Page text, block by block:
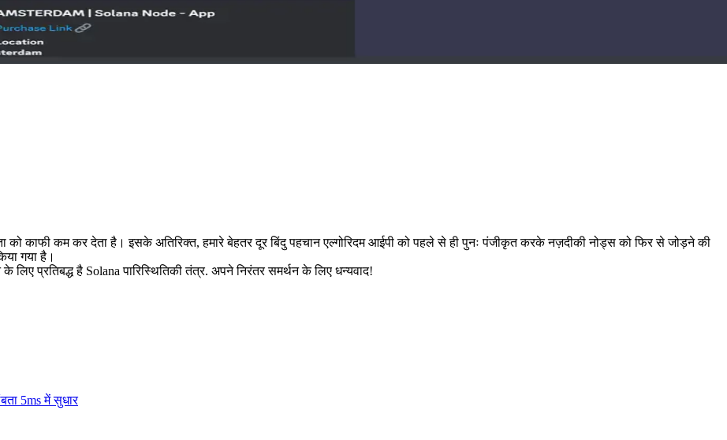
को काफी कम कर देता है। इसके अतिरिक्त, हमारे बेहतर दूर बिंदु पहचान एल्गोरिदम आईपी को पहले से ही पुनः पंजीकृत करके नज़दीकी नोड्स को फिर से जोड़ने की
गया है।
प्रतिबद्ध है Solana पारिस्थितिकी तंत्र. अपने निरंतर समर्थन के लिए धन्यवाद!
5ms में सुधार